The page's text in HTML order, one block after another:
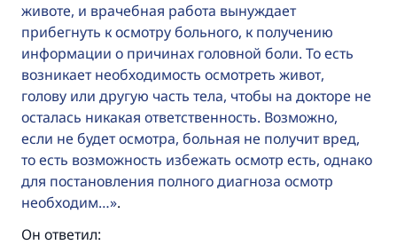
животе, и врачебная работа вынуждает
прибегнуть к осмотру больного, к получению
информации о причинах головной боли. То есть
возникает необходимость осмотреть живот,
голову или другую часть тела, чтобы на докторе не
осталась никакая ответственность. Возможно,
если не будет осмотра, больная не получит вред,
то есть возможность избежать осмотр есть, однако
для постановления полного диагноза осмотр
необходим… .
Он ответил: